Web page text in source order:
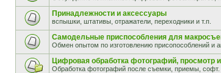
Принадлежности и аксессуары
вспышки, штативы, отражатели, переходники и т.п.
Самодельные приспособления для
Обмен опытом по изготовлению присопособлений и
Цифровая обработка фотографий, просмотр
Обработка фотографий после съемки, приемы,